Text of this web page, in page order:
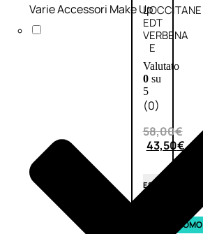
L’OCCITANE
EDT
VERBENA
E
Valutato
0su
5
(0)
58,00€
43,50€
ESAURITO
PROMO
Varie Accessori Make Up